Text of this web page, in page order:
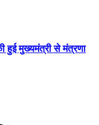
हुई मुख्यमंत्री से मंत्रणा